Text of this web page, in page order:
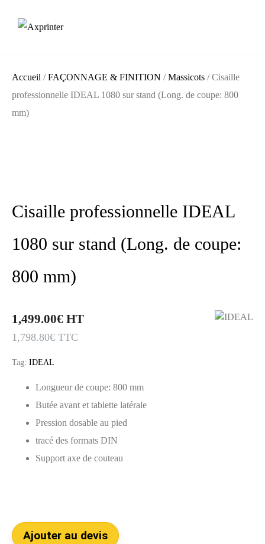
Accueil /FAÇONNAGE & FINITION /Massicots / Cisaille
professionnelle IDEAL 1080 sur stand (Long. de coupe: 800
mm)
Cisaille professionnelle IDEAL
1080 sur stand (Long. de coupe:
800 mm)
1,499.00€ HT
1,798.80€ TTC
Tag: IDEAL
Longueur de coupe: 800 mm
Butée avant et tablette latérale
Pression dosable au pied
tracé des formats DIN
Support axe de couteau
Ajouter au devis